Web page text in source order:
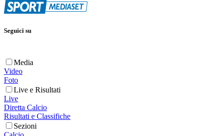
Seguici su
Media
Video
Foto
Live e Risultati
Live
Diretta Calcio
Risultati e Classifiche
Sezioni